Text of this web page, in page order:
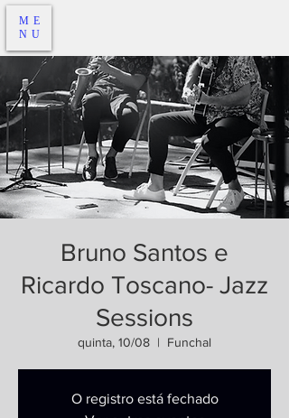
ME
NU
Bruno Santos e
Ricardo Toscano- Jazz
Sessions
quinta, 10/08
  |
Funchal
O registro está fechado